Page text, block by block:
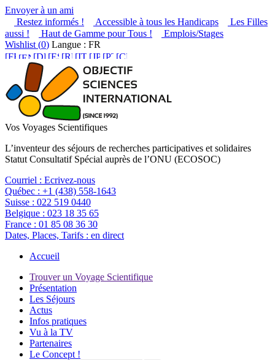
Envoyer à un ami
Restez informés !
Accessible à tous les Handicaps
Les Filles
aussi !
Haut de Gamme pour Tous !
Emplois/Stages
Wishlist (0) Langue : FR
Vos Voyages Scientifiques
L’inventeur des séjours de recherches participatives et solidaires
Statut Consultatif Spécial auprès de l’ONU (ECOSOC)
Courriel : Ecrivez-nous
Québec : +1 (438) 558-1643
Suisse : 022 519 0440
Belgique : 023 18 35 65
France : 01 85 08 36 30
Dates, Places, Tarifs : en direct
Accueil
Trouver un Voyage Scientifique
Présentation
Les Séjours
Actus
Infos pratiques
Vu à la TV
Partenaires
Le Concept !